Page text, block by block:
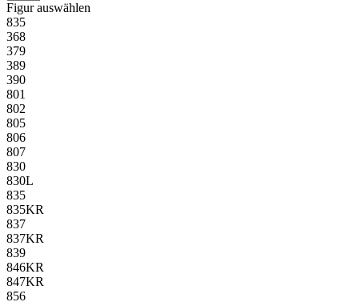
Figurauswählen
835
368
379
389
390
801
802
805
806
807
830
830L
835
835KR
837
837KR
839
846KR
847KR
856